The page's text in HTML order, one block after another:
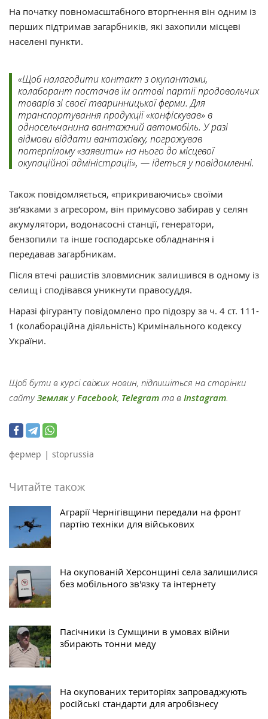
На початку повномасштабного вторгнення він одним із
перших підтримав загарбників, які захопили місцеві
населені пункти.
«Щоб налагодити контакт з окупантами,
колаборант постачав їм оптові партії продовольчих
товарів зі своєї тваринницької ферми. Для
транспортування продукції «конфіскував» в
односельчанина вантажний автомобіль. У разі
відмови віддати вантажівку, погрожував
потерпілому «заявити» на нього до місцевої
окупаційної адміністрації», — ідеться у повідомленні.
Також повідомляється, «прикриваючись» своїми
зв’язками з агресором, він примусово забирав у селян
акумулятори, водонасосні станції, генератори,
бензопили та інше господарське обладнання і
передавав загарбникам.
Після втечі рашистів зловмисник залишився в одному із
селищ і сподівався уникнути правосуддя.
Наразі фігуранту повідомлено про підозру за ч. 4 ст. 111-
1 (колабораційна діяльність) Кримінального кодексу
України.
Щоб бути в курсі свіжих новин, підпишіться на сторінки
сайтуЗемлякуFacebook, Telegram та в Instagram
фермер | stoprussia
Читайте також
Аграрії Чернігівщини передали на фронт
партію техніки для військових
На окупованій Херсонщині села залишилися
без мобільного зв'язку та інтернету
Пасічники із Сумщини в умовах війни
збирають тонни меду
На окупованих територіях запроваджують
російські стандарти для агробізнесу